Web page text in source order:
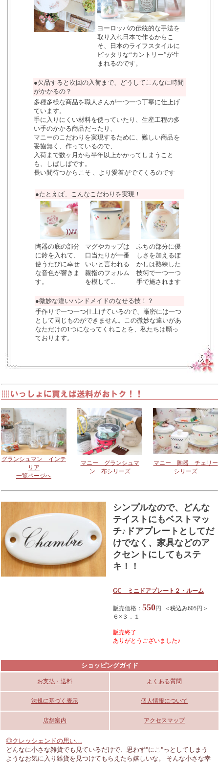
ヨーロッパの伝統的な手法を
取り入れ日本で作るからこ
そ、日本のライフスタイルに
ピッタリな“カントリー”が生
まれるのです。
●欠品すると次回の入荷まで、どうしてこんなに時間
がかかるの？
多種多様な商品を職人さんが一つ一つ丁寧に仕上げ
ています。
手に入りにくい材料を使っていたり、生産工程の多
い手のかかる商品だったり、
マニーのこだわりを実現するために、難しい商品を
妥協無く、作っているので、
入荷まで数ヶ月から半年以上かかってしまうこと
も、しばしばです。
長い間待つからこそ 、より愛着がでてくるのです
●たとえば、こんなこだわりを実現！
陶器の底の部分
に鈴を入れて、
使うたびに幸せ
な音色が響きま
す。
マグやカップは
口当たりが一番
いいと言われる
親指のフォルム
を模して...
ふちの部分に優
しさを加えるぼ
かしは熟練した
技術で一つ一つ
手で施されます
●微妙な違いハンドメイドのなせる技！？
手作りで一つ一つ仕上げているので、厳密には一つ
として同じものができません。この微妙な違いがあ
なただけの1つになってくれことを、私たちは願っ
ております。
グランシュマン インテ
リア
一覧ページへ
マニー グランシュマ
ン 布シリーズ
マニー 陶器 チェリー
シリーズ
シンプルなので、どんな
テイストにもベストマッ
チ♪ドアプレートとしてだ
けでなく、家具などのア
クセントにしてもステ
キ！！
GC ミニドアプレート２・ルーム
販売価格： 550円 ＜税込み605円＞
６×３．１
販売終了
ありがとうございました♪
ショッピングガイド
お支払・送料 よくある質問
法規に基づく表示 個人情報について
店舗案内 アクセスマップ
◎クレッシェンドの思い…
どんなに小さな雑貨でも見ているだけで、思わず"にこ"っとしてしまう
ようなお気に入り雑貨を見つけてもらえたら嬉しいな。 そんな小さな幸